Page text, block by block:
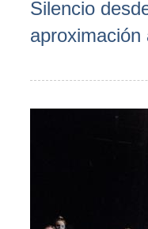
Silencio
aproximación